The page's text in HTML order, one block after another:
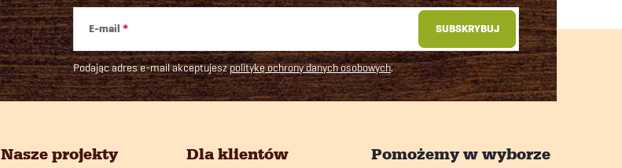
E-mail
Podając adres e-mail akceptujeszpolitykę ochrony danych osobowych.
SUBSKRYBUJ
Nasze projekty Dla klientów